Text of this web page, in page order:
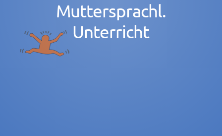
Muttersprachl.
Unterricht